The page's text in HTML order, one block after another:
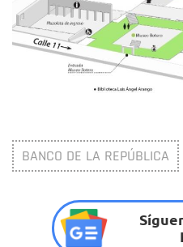
BANCO DE LA REPÚBLICA